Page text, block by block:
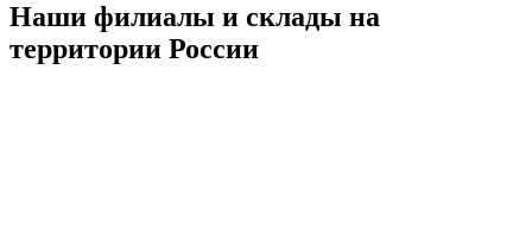
Наши филиалы и склады на
территории России